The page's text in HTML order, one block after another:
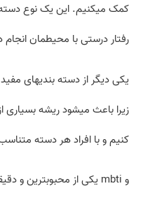
کمک میکنیم. این یک نوع
رفتار درستی با محیطمان
یکی دیگر از دسته بندی­های
زیرا باعث میشود ریشه بسیاری
کنیم و با افراد هر دسته
و mbti یکی از محبوب­ترین و دقیق­ترین مدل­های شخصیت شناسی است.